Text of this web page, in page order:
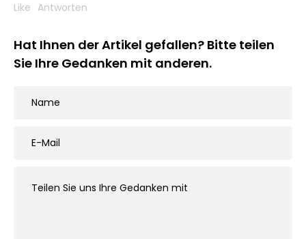
Like Antworten
Hat Ihnen der Artikel gefallen? Bitte teilen
Sie Ihre Gedanken mit anderen.